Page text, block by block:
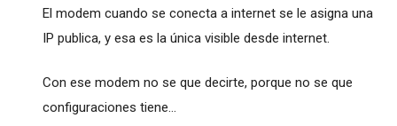
El modem cuando se conecta a internet se le asigna una
IP publica, y esa es la única visible desde internet.
Con ese modem no se que decirte, porque no se que
configuraciones tiene...